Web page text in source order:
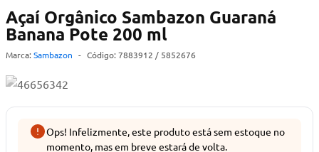
Açaí Orgânico Sambazon Guaraná
Banana Pote 200 ml
Marca: Sambazon - Código: 7883912 / 5852676
Ops! Infelizmente, este produto está sem estoque no
momento, mas em breve estará de volta.